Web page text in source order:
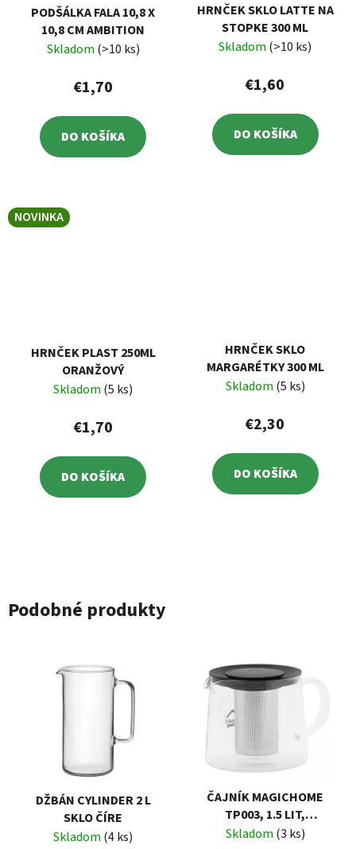
PODŠÁLKA FALA 10,8 X
10,8 CM AMBITION
Skladom (>10 ks)
€1,70
DO KOŠÍKA
HRNČEK SKLO LATTE NA
STOPKE 300 ML
Skladom (>10 ks)
€1,60
DO KOŠÍKA
NOVINKA
HRNČEK PLAST 250ML
ORANŽOVÝ
Skladom (5 ks)
€1,70
DO KOŠÍKA
HRNČEK SKLO
MARGARÉTKY 300 ML
Skladom (5 ks)
€2,30
DO KOŠÍKA
Podobné produkty
DŽBÁN CYLINDER 2 L
SKLO ČÍRE
Skladom (4 ks)
ČAJNÍK MAGICHOME
TP003, 1.5 LIT,
SKLO/PP/NEREZ
Skladom (3 ks)